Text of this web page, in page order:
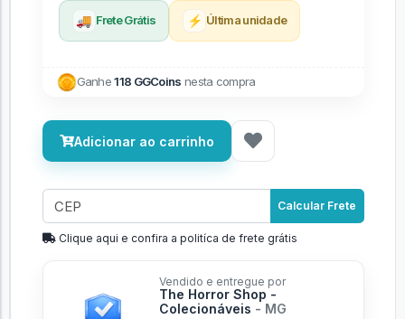
🚚 Frete Grátis ⚡ Última unidade
Ganhe118 GGCoins nesta compra
Adicionar ao carrinho
Calcular Frete
Clique aqui e confira a politíca de frete grátis
Vendido e entregue por
The Horror Shop -
Colecionáveis - MG